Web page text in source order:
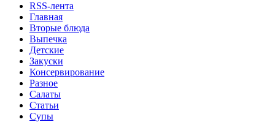
RSS-лента
Главная
Вторые блюда
Выпечка
Детские
Закуски
Консервирование
Разное
Салаты
Статьи
Супы